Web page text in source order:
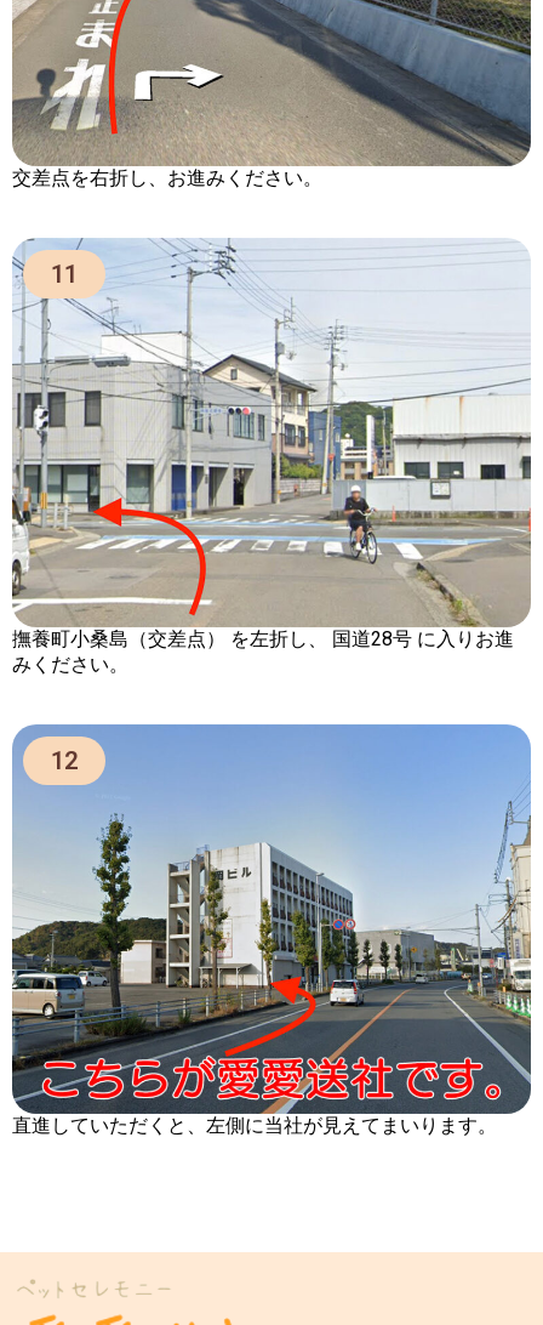
交差点を右折し、お進みください。
11
撫養町小桑島（交差点） を左折し、 国道28号 に入りお進
みください。
12
直進していただくと、左側に当社が見えてまいります。